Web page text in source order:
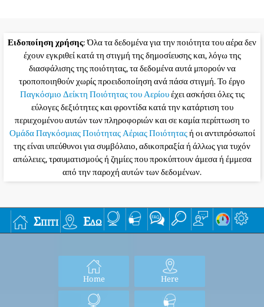
Ειδοποίηση χρήσης: Όλα τα δεδομένα για την ποιότητα του αέρα δεν
έχουν εγκριθεί κατά τη στιγμή της δημοσίευσης και, λόγω της
διασφάλισης της ποιότητας, τα δεδομένα αυτά μπορούν να
τροποποιηθούν χωρίς προειδοποίηση ανά πάσα στιγμή. Το έργο
Παγκόσμιο Δείκτη Ποιότητας του Αερίουέχει ασκήσει όλες τις
εύλογες δεξιότητες και φροντίδα κατά την κατάρτιση του
περιεχομένου αυτών των πληροφοριών και σε καμία περίπτωση το
Ομάδα Παγκόσμιας Ποιότητας Αέριας Ποιότηταςή οι αντιπρόσωποί
της είναι υπεύθυνοι για συμβόλαιο, αδικοπραξία ή άλλως για τυχόν
απώλειες, τραυματισμούς ή ζημίες που προκύπτουν άμεσα ή έμμεσα
από την παροχή αυτών των δεδομένων.
Σπίτι Εδώ
Home Here